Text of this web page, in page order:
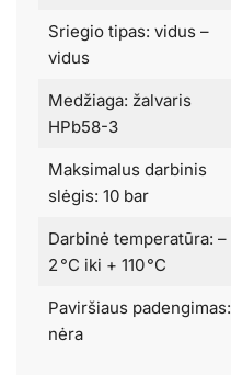
Sriegio tipas: vidus –
vidus
Medžiaga: žalvaris
HPb58-3
Maksimalus darbinis
slėgis: 10 bar
Darbinė temperatūra: –
2 °C iki + 110 °C
Paviršiaus padengimas:
nėra